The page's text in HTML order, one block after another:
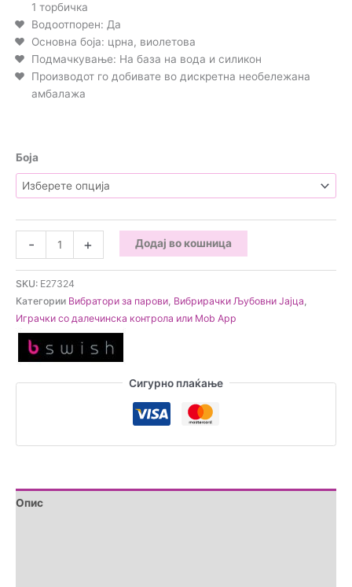
1 торбичка
Водоотпорен: Да
Основна боја: црна, виолетова
Подмачкување: На база на вода и силикон
Производот го добивате во дискретна необележана
амбалажа
Боја
-
Swish
-
bnaughty
Classic
Љубовно
јајце
количина
+ Додај во кошница
SKU: E27324
Категории Вибратори за парови, Вибрирачки Љубовни Јајца,
Играчки со далечинска контрола или Mob App
Сигурно плаќање
Опис